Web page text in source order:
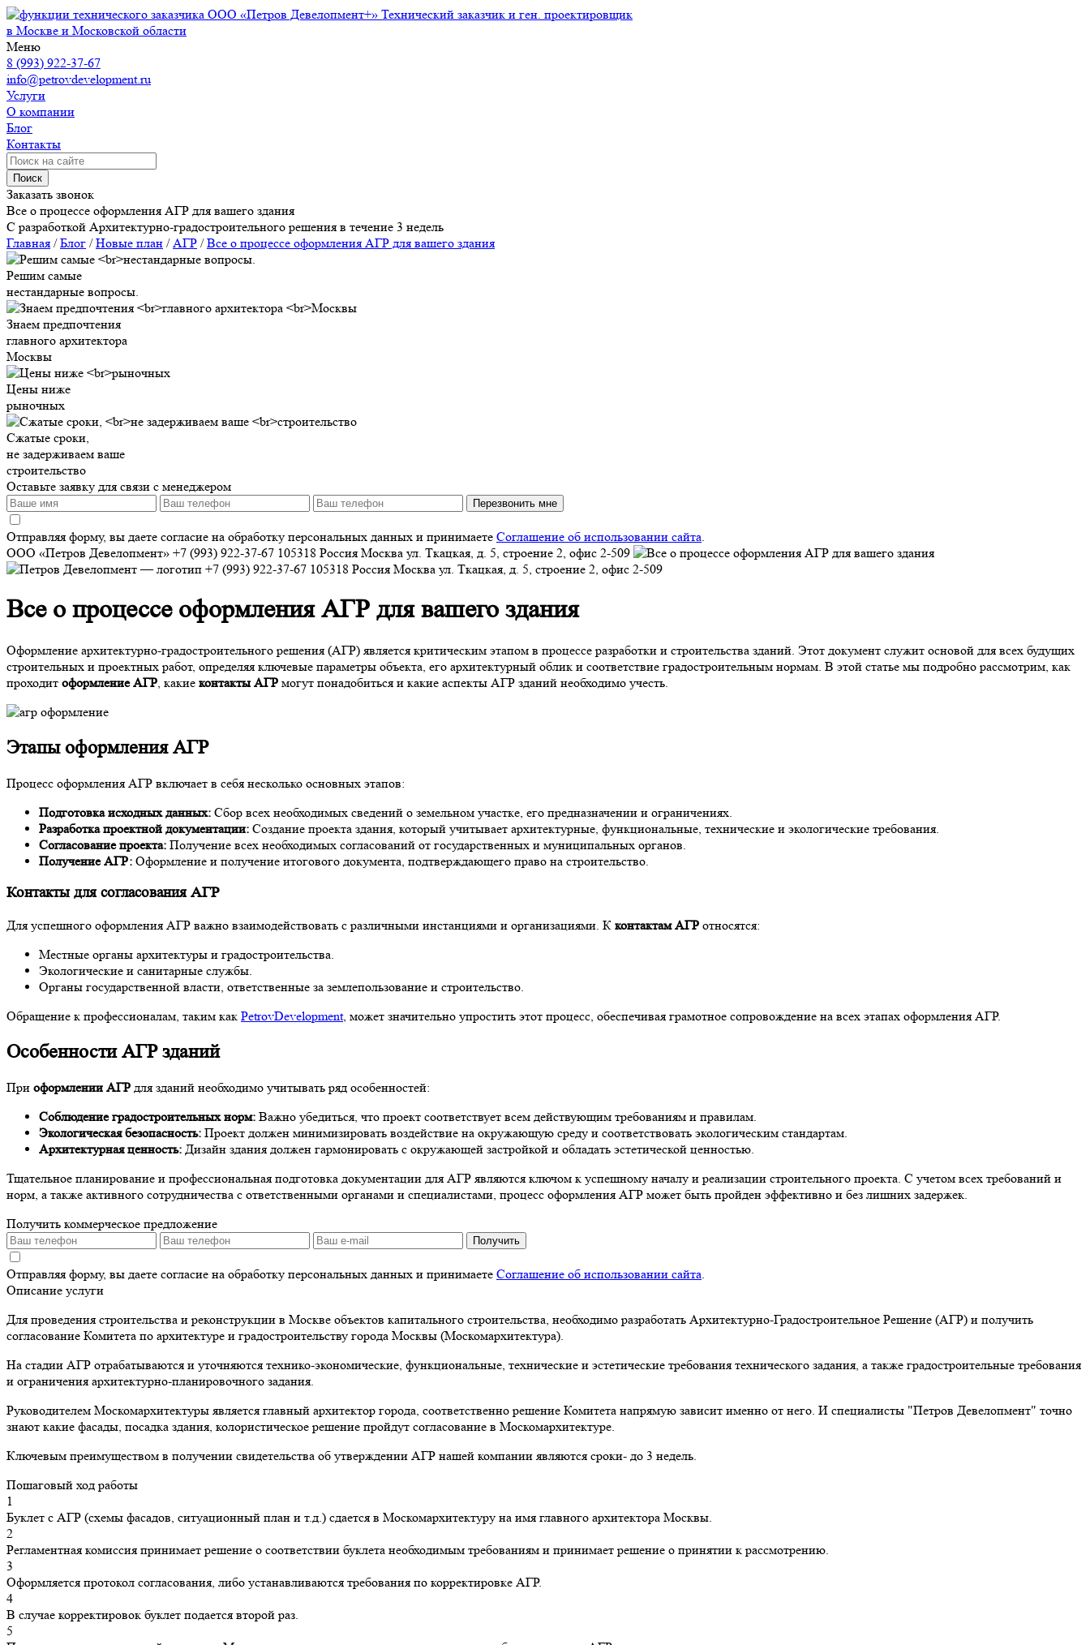
ООО «Петров Девелопмент+» Технический заказчик и ген. проектировщик
в Москве и Московской области
Меню
8 (993) 922-37-67
info@petrovdevelopment.ru
Услуги
О компании
Блог
Контакты
Поиск
Заказать звонок
Все о процессе оформления АГР для вашего здания
С разработкой Архитектурно-градостроительного решения в течение 3 недель
Главная /Блог /Новые план /АГР /Все о процессе оформления АГР для вашего здания
Решим самые
нестандарные вопросы.
Знаем предпочтения
главного архитектора
Москвы
Цены ниже
рыночных
Сжатые сроки,
не задерживаем ваше
строительство
Оставьте заявку для связи с менеджером
Перезвонить мне
Отправляя форму, вы даете согласие на обработку персональных данных и принимаете Соглашение об использовании сайта.
ООО «Петров Девелопмент» +7 (993) 922-37-67 105318 Россия Москва ул. Ткацкая, д. 5, строение 2, офис 2-509
+7 (993) 922-37-67 105318 Россия Москва ул. Ткацкая, д. 5, строение 2, офис 2-509
Все о процессе оформления АГР для вашего здания
Оформление архитектурно-градостроительного решения (АГР) является критическим этапом в процессе разработки и строительства зданий. Этот документ служит основой для всех будущих
строительных и проектных работ, определяя ключевые параметры объекта, его архитектурный облик и соответствие градостроительным нормам. В этой статье мы подробно рассмотрим, как
проходит оформление АГР, какие контакты АГР могут понадобиться и какие аспекты АГР зданий необходимо учесть.
Этапы оформления АГР
Процесс оформления АГР включает в себя несколько основных этапов:
Подготовка исходных данных: Сбор всех необходимых сведений о земельном участке, его предназначении и ограничениях.
Разработка проектной документации: Создание проекта здания, который учитывает архитектурные, функциональные, технические и экологические требования.
Согласование проекта: Получение всех необходимых согласований от государственных и муниципальных органов.
Получение АГР: Оформление и получение итогового документа, подтверждающего право на строительство.
Контакты для согласования АГР
Для успешного оформления АГР важно взаимодействовать с различными инстанциями и организациями. К контактам АГР относятся:
Местные органы архитектуры и градостроительства.
Экологические и санитарные службы.
Органы государственной власти, ответственные за землепользование и строительство.
Обращение к профессионалам, таким как PetrovDevelopment, может значительно упростить этот процесс, обеспечивая грамотное сопровождение на всех этапах оформления АГР.
Особенности АГР зданий
При оформлении АГР для зданий необходимо учитывать ряд особенностей:
Соблюдение градостроительных норм: Важно убедиться, что проект соответствует всем действующим требованиям и правилам.
Экологическая безопасность: Проект должен минимизировать воздействие на окружающую среду и соответствовать экологическим стандартам.
Архитектурная ценность: Дизайн здания должен гармонировать с окружающей застройкой и обладать эстетической ценностью.
Тщательное планирование и профессиональная подготовка документации для АГР являются ключом к успешному началу и реализации строительного проекта. С учетом всех требований и
норм, а также активного сотрудничества с ответственными органами и специалистами, процесс оформления АГР может быть пройден эффективно и без лишних задержек.
Получить коммерческое предложение
Получить
Отправляя форму, вы даете согласие на обработку персональных данных и принимаете Соглашение об использовании сайта.
Описание услуги
Для проведения строительства и реконструкции в Москве объектов капитального строительства, необходимо разработать Архитектурно-Градостроительное Решение (АГР) и получить
согласование Комитета по архитектуре и градостроительству города Москвы (Москомархитектура).
На стадии АГР отрабатываются и уточняются технико-экономические, функциональные, технические и эстетические требования технического задания, а также градостроительные требования
и ограничения архитектурно-планировочного задания.
Руководителем Москомархитектуры является главный архитектор города, соответственно решение Комитета напрямую зависит именно от него. И специалисты "Петров Девелопмент" точно
знают какие фасады, посадка здания, колористическое решение пройдут согласование в Москомархитектуре.
Ключевым преимуществом в получении свидетельства об утверждении АГР нашей компании являются сроки- до 3 недель.
Пошаговый ход работы
1
Буклет с АГР (схемы фасадов, ситуационный план и т.д.) сдается в Москомархитектуру на имя главного архитектора Москвы.
2
Регламентная комиссия принимает решение о соответствии буклета необходимым требованиям и принимает решение о принятии к рассмотрению.
3
Оформляется протокол согласования, либо устанавливаются требования по корректировке АГР.
4
В случае корректировок буклет подается второй раз.
5